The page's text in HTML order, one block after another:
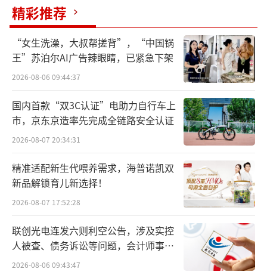
下香水品牌阿莎罗（Azzaro）及Mugler，其
中，Mugler的Angel香水系列曾创下“全球每3
秒售出1瓶的纪录”。其实在这个时候，欧莱雅
想要构建高奢香水香氛版图的想法就已经显
现。在收购娇韵诗两大香水品牌的同时，欧莱
雅还挖来了娇韵诗香水部门总裁Sandrine Gros
lier。两年后的2022年10月，欧莱雅集团宣布
旗下高档化妆品事业部已成立全新奢侈香氛品
牌部门，任命Sandrine Groslier为该部门总
裁。曾隶属于高档化妆品事业部的梅森玛吉拉
（Maison Margiela）、欧珑（Atelier Cologn
e）、维果罗夫（Viktor&Rolf）、阿莎罗（Azz
aro）、迪塞尔（Diesel）及卡夏尔（Cachare
l）6个品牌将迁移至该部门。
精彩推荐
“女生洗澡，大叔帮搓背”，“中国锅
王”苏泊尔AI广告辣眼睛，已紧急下架
2026-08-06 09:44:37
国内首款“双3C认证”电助力自行车上
市，京东京造率先完成全链路安全认证
2026-08-07 20:34:31
精准适配新生代喂养需求，海普诺凯双
新品解锁育儿新选择！
2026-08-07 17:52:28
联创光电连发六则利空公告，涉及实控
人被查、债务诉讼等问题，会计师事务
所曾出具“保留意见”
2026-08-06 09:43:47